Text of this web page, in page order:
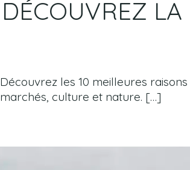
DÉCOUVREZ
Découvrez les 10 meilleures
marchés, culture et nature. […]